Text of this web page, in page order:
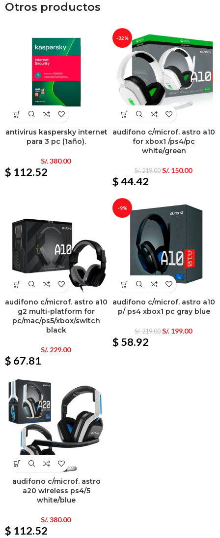
Otros productos
antivirus kaspersky internet
para 3 pc (1año).
S/.380.00
$ 112.52
-32%
audifono c/microf. astro a10
for xbox1 /ps4/pc
white/green
S/.219.00 S/.150.00
$ 44.42
audifono c/microf. astro a10
g2 multi-platform for
pc/mac/ps5/xbox/switch
black
S/.229.00
$ 67.81
-9%
audifono c/microf. astro a10
p/ ps4 xbox1 pc gray blue
S/.219.00 S/.199.00
$ 58.92
audifono c/microf. astro
a20 wireless ps4/5
white/blue
S/.380.00
$ 112.52